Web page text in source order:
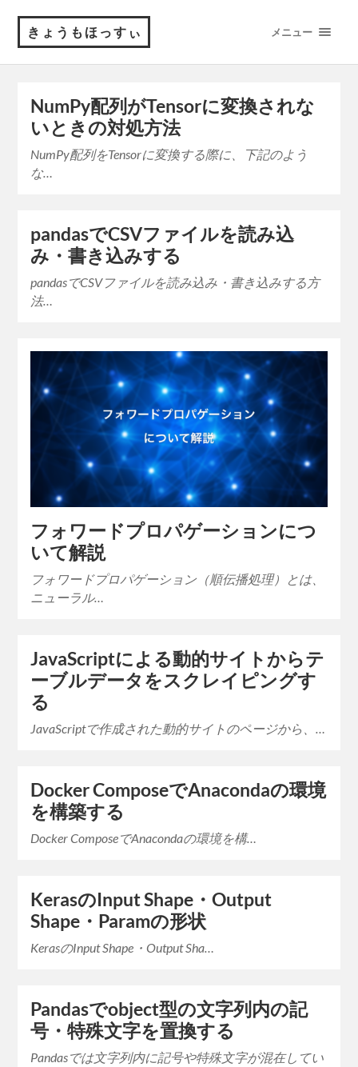
きょうもほっすぃ メニュー
NumPy配列がTensorに変換されな
いときの対処方法
NumPy配列をTensorに変換する際に、下記のよう
な…
pandasでCSVファイルを読み込
み・書き込みする
pandasでCSVファイルを読み込み・書き込みする方
法…
フォワードプロパゲーションにつ
いて解説
フォワードプロパゲーション（順伝播処理）とは、
ニューラル…
JavaScriptによる動的サイトからテ
ーブルデータをスクレイピングす
る
JavaScriptで作成された動的サイトのページから、…
Docker ComposeでAnacondaの環境
を構築する
Docker ComposeでAnacondaの環境を構…
KerasのInput Shape・Output
Shape・Paramの形状
KerasのInput Shape・Output Sha…
Pandasでobject型の文字列内の記
号・特殊文字を置換する
Pandasでは文字列内に記号や特殊文字が混在してい